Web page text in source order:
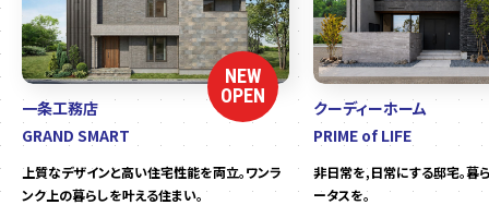
NEW
OPEN
一条工務店
GRAND SMART
上質なデザインと高い住宅性能を両立。ワンラ
ンク上の暮らしを叶える住まい。
クーディーホーム
PRIME of LIFE
非日常を,日常にする邸宅。暮
ータスを。